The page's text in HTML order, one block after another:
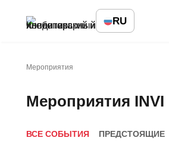
RU
Мероприятия
Мероприятия INVI
ВСЕ СОБЫТИЯ ПРЕДСТОЯЩИЕ